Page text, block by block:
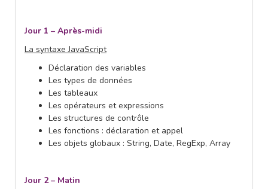
Jour 1 – Après-midi
La syntaxe JavaScript
Déclaration des variables
Les types de données
Les tableaux
Les opérateurs et expressions
Les structures de contrôle
Les fonctions : déclaration et appel
Les objets globaux : String, Date, RegExp, Array
Jour 2 – Matin